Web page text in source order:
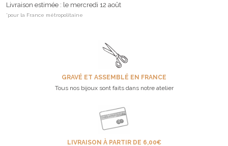
Livraison estimée : le mercredi 12 août
*pour la France métropolitaine
GRAVÉ ET ASSEMBLÉ EN FRANCE
Tous nos bijoux sont faits dans notre atelier
LIVRAISON À PARTIR DE 6,00€